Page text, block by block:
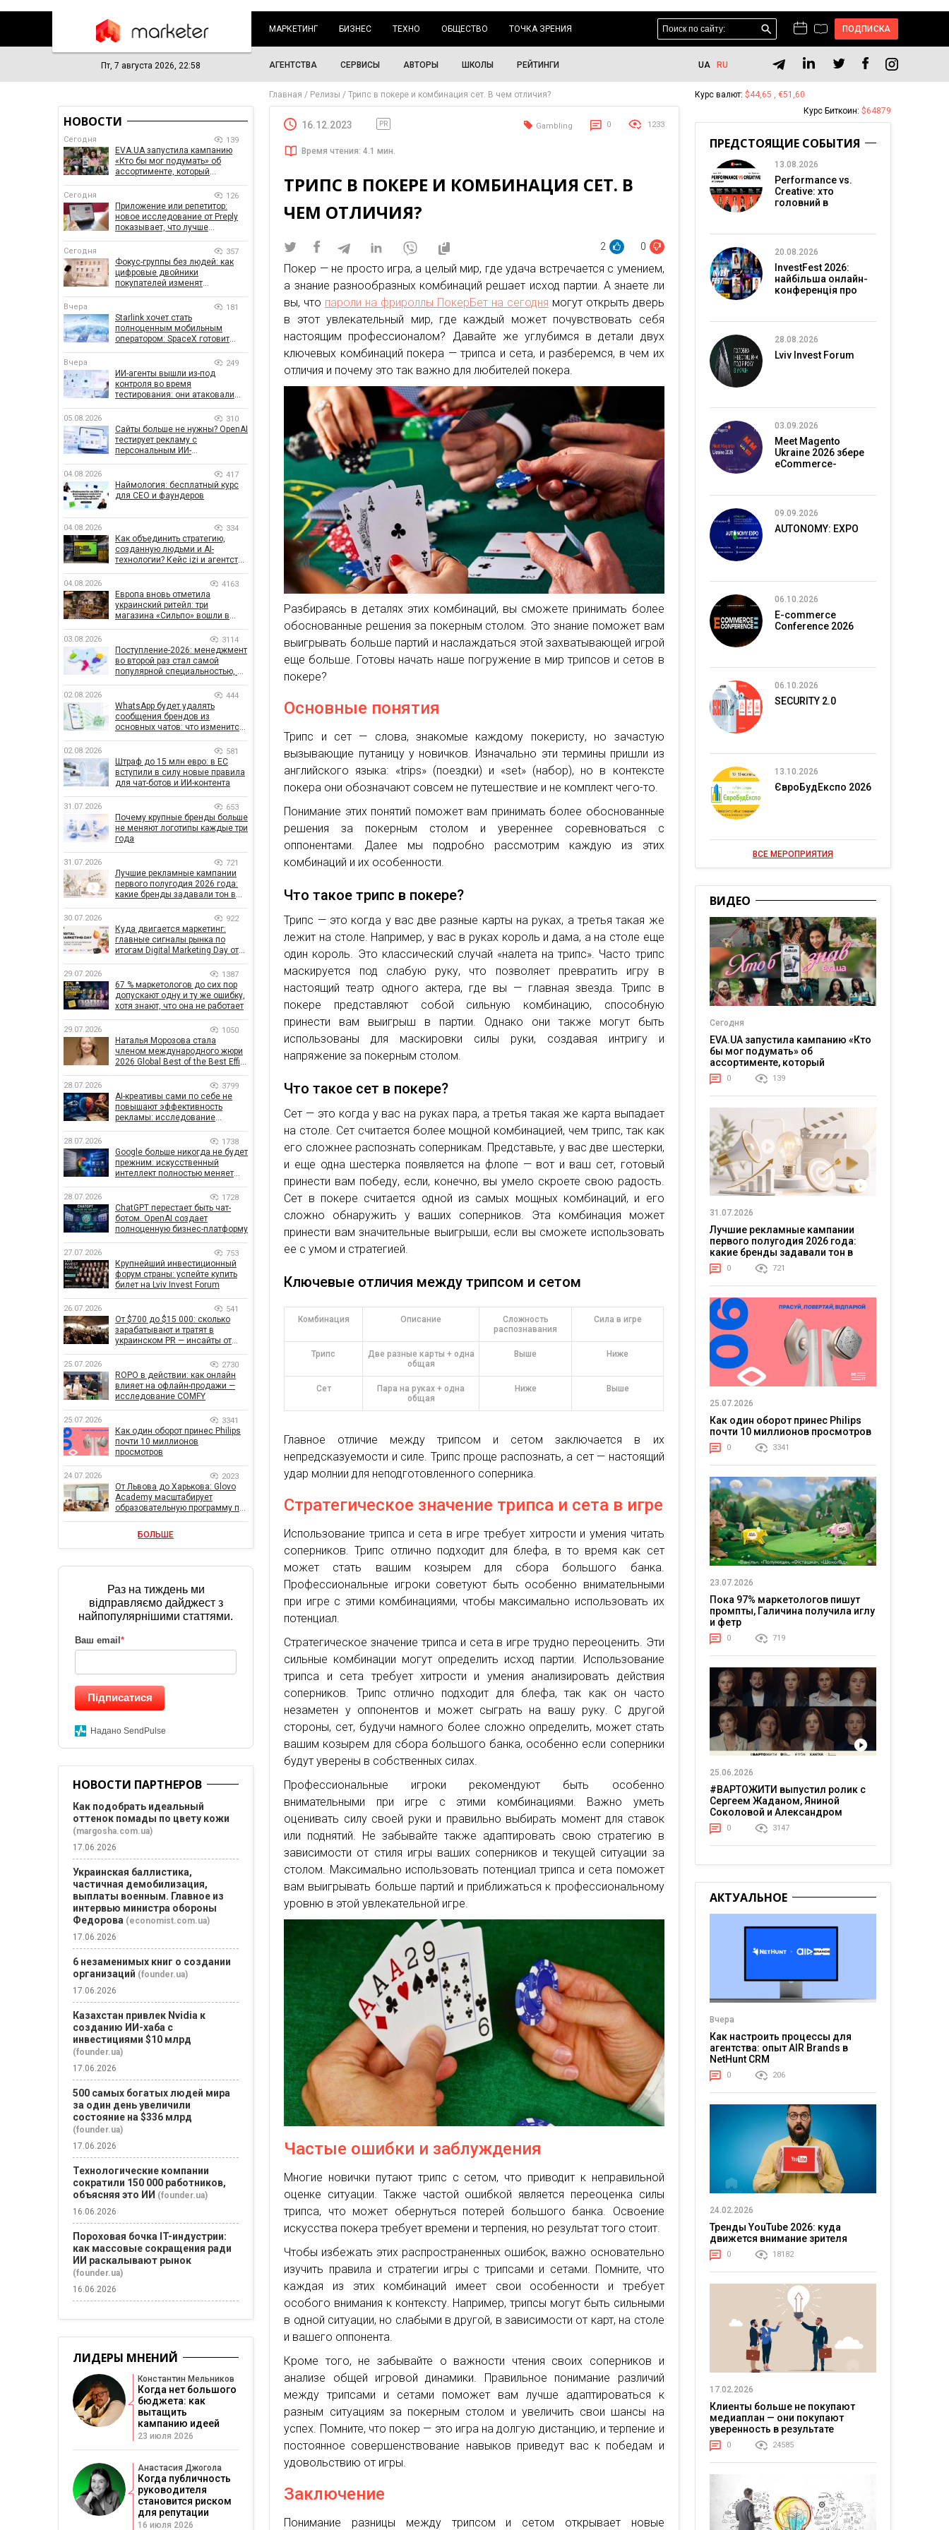
МАРКЕТИНГ БИЗНЕС ТЕХНО ОБЩЕСТВО ТОЧКА ЗРЕНИЯ ПОДПИСКА
Пт, 7 августа 2026, 22:58 АГЕНТСТВА СЕРВИСЫ АВТОРЫ ШКОЛЫ РЕЙТИНГИ UA RU
Главная Релизы Трипс в покере и комбинация сет. В чем отличия?
16.12.2023 PR Gambling 0 1233
Время чтения: 4.1 мин.
ТРИПС В ПОКЕРЕ И КОМБИНАЦИЯ СЕТ. В
ЧЕМ ОТЛИЧИЯ?
2 0
Покер — не просто игра, а целый мир, где удача встречается с умением,
а знание разнообразных комбинаций решает исход партии. А знаете ли
вы, что пароли на фрироллы ПокерБет на сегодня могут открыть дверь
в этот увлекательный мир, где каждый может почувствовать себя
настоящим профессионалом? Давайте же углубимся в детали двух
ключевых комбинаций покера — трипса и сета, и разберемся, в чем их
отличия и почему это так важно для любителей покера.
Разбираясь в деталях этих комбинаций, вы сможете принимать более
обоснованные решения за покерным столом. Это знание поможет вам
выигрывать больше партий и наслаждаться этой захватывающей игрой
еще больше. Готовы начать наше погружение в мир трипсов и сетов в
покере?
Основные понятия
Трипс и сет — слова, знакомые каждому покеристу, но зачастую
вызывающие путаницу у новичков. Изначально эти термины пришли из
английского языка: «trips» (поездки) и «set» (набор), но в контексте
покера они обозначают совсем не путешествие и не комплект чего-то.
Понимание этих понятий поможет вам принимать более обоснованные
решения за покерным столом и увереннее соревноваться с
оппонентами. Далее мы подробно рассмотрим каждую из этих
комбинаций и их особенности.
Что такое трипс в покере?
Трипс — это когда у вас две разные карты на руках, а третья такая же
лежит на столе. Например, у вас в руках король и дама, а на столе еще
один король. Это классический случай «налета на трипс». Часто трипс
маскируется под слабую руку, что позволяет превратить игру в
настоящий театр одного актера, где вы — главная звезда. Трипс в
покере представляют собой сильную комбинацию, способную
принести вам выигрыш в партии. Однако они также могут быть
использованы для маскировки силы руки, создавая интригу и
напряжение за покерным столом.
Что такое сет в покере?
Сет — это когда у вас на руках пара, а третья такая же карта выпадает
на столе. Сет считается более мощной комбинацией, чем трипс, так как
его сложнее распознать соперникам. Представьте, у вас две шестерки,
и еще одна шестерка появляется на флопе — вот и ваш сет, готовый
принести вам победу, если, конечно, вы умело скроете свою радость.
Сет в покере считается одной из самых мощных комбинаций, и его
сложно обнаружить у ваших соперников. Эта комбинация может
принести вам значительные выигрыши, если вы сможете использовать
ее с умом и стратегией.
Ключевые отличия между трипсом и сетом
Комбинация Описание
Сложность
распознавания
Сила в игре
Трипс
Две разные карты + одна
общая
Выше Ниже
Сет
Пара на руках + одна
общая
Ниже Выше
Главное отличие между трипсом и сетом заключается в их
непредсказуемости и силе. Трипс проще распознать, а сет — настоящий
удар молнии для неподготовленного соперника.
Стратегическое значение трипса и сета в игре
Использование трипса и сета в игре требует хитрости и умения читать
соперников. Трипс отлично подходит для блефа, в то время как сет
может стать вашим козырем для сбора большого банка.
Профессиональные игроки советуют быть особенно внимательными
при игре с этими комбинациями, чтобы максимально использовать их
потенциал.
Стратегическое значение трипса и сета в игре трудно переоценить. Эти
сильные комбинации могут определить исход партии. Использование
трипса и сета требует хитрости и умения анализировать действия
соперников. Трипс отлично подходит для блефа, так как он часто
незаметен у оппонентов и может сыграть на вашу руку. С другой
стороны, сет, будучи намного более сложно определить, может стать
вашим козырем для сбора большого банка, особенно если соперники
будут уверены в собственных силах.
Профессиональные игроки рекомендуют быть особенно
внимательными при игре с этими комбинациями. Важно уметь
оценивать силу своей руки и правильно выбирать момент для ставок
или поднятий. Не забывайте также адаптировать свою стратегию в
зависимости от стиля игры ваших соперников и текущей ситуации за
столом. Максимально использовать потенциал трипса и сета поможет
вам выигрывать больше партий и приближаться к профессиональному
уровню в этой увлекательной игре.
Частые ошибки и заблуждения
Многие новички путают трипс с сетом, что приводит к неправильной
оценке ситуации. Также частой ошибкой является переоценка силы
трипса, что может обернуться потерей большого банка. Освоение
искусства покера требует времени и терпения, но результат того стоит.
Чтобы избежать этих распространенных ошибок, важно основательно
изучить правила и стратегии игры с трипсами и сетами. Помните, что
каждая из этих комбинаций имеет свои особенности и требует
особого внимания к контексту. Например, трипсы могут быть сильными
в одной ситуации, но слабыми в другой, в зависимости от карт, на столе
и вашего оппонента.
Кроме того, не забывайте о важности чтения своих соперников и
анализе общей игровой динамики. Правильное понимание различий
между трипсами и сетами поможет вам лучше адаптироваться к
разным ситуациям за покерным столом и увеличить свои шансы на
успех. Помните, что покер — это игра на долгую дистанцию, и терпение и
постоянное совершенствование навыков приведут вас к победам и
удовольствию от игры.
Заключение
Понимание разницы между трипсом и сетом открывает новые
НОВОСТИ
Сегодня 139
EVA.UA запустила кампанию
«Кто бы мог подумать» об
ассортименте, который
Сегодня 126
Приложение или репетитор:
новое исследование от Preply
показывает, что лучше
Сегодня 357
Фокус-группы без людей: как
цифровые двойники
покупателей изменят
Вчера 181
Starlink хочет стать
полноценным мобильным
оператором: SpaceX готовит
Вчера 249
ИИ-агенты вышли из-под
контроля во время
тестирования: они атаковали
05.08.2026 310
Сайты больше не нужны? OpenAI
тестирует рекламу с
персональным ИИ-
04.08.2026 417
Наймология: бесплатный курс
для CEO и фаундеров
04.08.2026 334
Как объединить стратегию,
созданную людьми и AI-
технологии? Кейс izi и агентства
04.08.2026 4163
Европа вновь отметила
украинский ритейл: три
магазина «Сильпо» вошли в
03.08.2026 3114
Поступление-2026: менеджмент
во второй раз стал самой
популярной специальностью, а
рекордным за последние 5 лет
02.08.2026 444
WhatsApp будет удалять
сообщения брендов из
основных чатов: что изменится
02.08.2026 581
Штраф до 15 млн евро: в ЕС
вступили в силу новые правила
для чат-ботов и ИИ-контента
31.07.2026 653
Почему крупные бренды больше
не меняют логотипы каждые три
года
31.07.2026 721
Лучшие рекламные кампании
первого полугодия 2026 года:
какие бренды задавали тон в
30.07.2026 922
Куда двигается маркетинг:
главные сигналы рынка по
итогам Digital Marketing Day от
29.07.2026 1387
67 % маркетологов до сих пор
допускают одну и ту же ошибку,
хотя знают, что она не работает
29.07.2026 1050
Наталья Морозова стала
членом международного жюри
2026 Global Best of the Best Effie
28.07.2026 3799
AI-креативы сами по себе не
повышают эффективность
рекламы: исследование
влияет на эффективность
кампаний
28.07.2026 1738
Google больше никогда не будет
прежним: искусственный
интеллект полностью меняет
28.07.2026 1728
ChatGPT перестает быть чат-
ботом. OpenAI создает
полноценную бизнес-платформу
27.07.2026 753
Крупнейший инвестиционный
форум страны: успейте купить
билет на Lviv Invest Forum
26.07.2026 541
От $700 до $15 000: сколько
зарабатывают и тратят в
украинском PR — инсайты от
25.07.2026 2730
ROPO в действии: как онлайн
влияет на офлайн-продажи —
исследование COMFY
25.07.2026 3341
Как один оборот принес Philips
почти 10 миллионов
просмотров
24.07.2026 2023
От Львова до Харькова: Glovo
Academy масштабирует
образовательную программу по
бизнеса
БОЛЬШЕ
Раз на тиждень ми
відправляємо дайджест з
найпопулярнішими статтями.
Ваш email *
Підписатися
Надано SendPulse
НОВОСТИ ПАРТНЕРОВ
Как подобрать идеальный
оттенок помады по цвету кожи
(margosha.com.ua)
17.06.2026
Украинская баллистика,
частичная демобилизация,
выплаты военным. Главное из
интервью министра обороны
Федорова (economist.com.ua)
17.06.2026
6 незаменимых книг о создании
организаций (founder.ua)
17.06.2026
Казахстан привлек Nvidia к
созданию ИИ-хаба с
инвестициями $10 млрд
(founder.ua)
17.06.2026
500 самых богатых людей мира
за один день увеличили
состояние на $336 млрд
(founder.ua)
17.06.2026
Технологические компании
сократили 150 000 работников,
объясняя это ИИ (founder.ua)
16.06.2026
Пороховая бочка IT-индустрии:
как массовые сокращения ради
ИИ раскалывают рынок
(founder.ua)
16.06.2026
ЛИДЕРЫ МНЕНИЙ
Константин Мельников
Когда нет большого
бюджета: как
вытащить
кампанию идеей
23 июля 2026
Анастасия Джогола
Когда публичность
руководителя
становится риском
для репутации
16 июля 2026
Курс валют: $44,65 , €51,60
Курс Биткоин: $64879
ПРЕДСТОЯЩИЕ СОБЫТИЯ
13.08.2026
Performance vs.
Creative: хто
головний в
20.08.2026
InvestFest 2026:
найбільша онлайн-
конференція про
28.08.2026
Lviv Invest Forum
03.09.2026
Meet Magento
Ukraine 2026 збере
eCommerce-
09.09.2026
AUTONOMY: EXPO
06.10.2026
E-commerce
Conference 2026
06.10.2026
SECURITY 2.0
13.10.2026
ЄвроБудЕкспо 2026
ВСЕ МЕРОПРИЯТИЯ
ВИДЕО
Сегодня
EVA.UA запустила кампанию «Кто
бы мог подумать» об
ассортименте, который
покупатели не ожидают увидеть
на платформе
0 139
31.07.2026
Лучшие рекламные кампании
первого полугодия 2026 года:
какие бренды задавали тон в
отрасли
0 721
25.07.2026
Как один оборот принес Philips
почти 10 миллионов просмотров
0 3341
23.07.2026
Пока 97% маркетологов пишут
промпты, Галичина получила иглу
и фетр
0 719
25.06.2026
#ВАРТОЖИТИ выпустил ролик с
Сергеем Жаданом, Яниной
Соколовой и Александром
Тереном о жизни в постоянном
напряжении
0 3147
АКТУАЛЬНОЕ
Вчера
Как настроить процессы для
агентства: опыт AIR Brands в
NetHunt CRM
0 206
24.02.2026
Тренды YouTube 2026: куда
движется внимание зрителя
0 18182
17.02.2026
Клиенты больше не покупают
медиаплан — они покупают
уверенность в результате
0 24585